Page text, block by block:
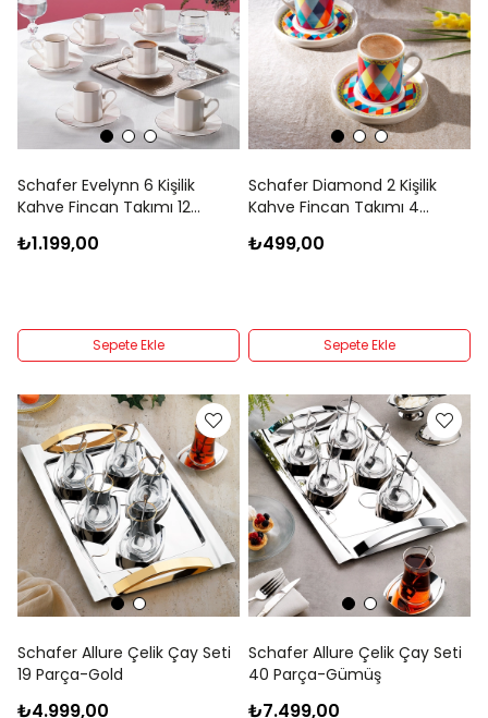
Schafer Evelynn 6 Kişilik
Kahve Fincan Takımı 12
₺1.199,00
Sepete Ekle
Schafer Diamond 2 Kişilik
Kahve Fincan Takımı 4
₺499,00
Sepete Ekle
Schafer Allure Çelik Çay Seti
19 Parça-Gold
₺4.999,00
Schafer Allure Çelik Çay Seti
40 Parça-Gümüş
₺7.499,00